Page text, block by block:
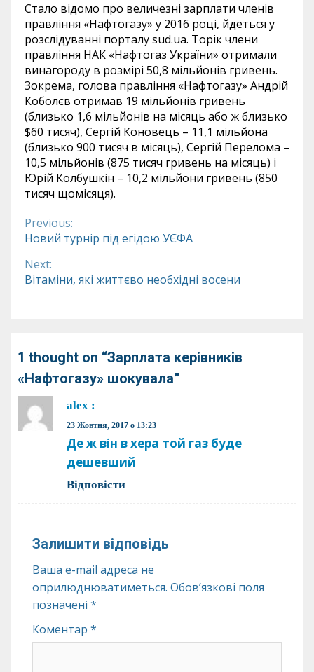
Стало відомо про величезні зарплати членів
правління «Нафтогазу» у 2016 році, йдеться у
розслідуванні порталу sud.ua. Торік члени
правління НАК «Нафтогаз України» отримали
винагороду в розмірі 50,8 мільйонів гривень.
Зокрема, голова правління «Нафтогазу» Андрій
Коболєв отримав 19 мільйонів гривень
(близько 1,6 мільйонів на місяць або ж близько
$60 тисяч), Сергій Коновець – 11,1 мільйона
(близько 900 тисяч в місяць), Сергій Перелома –
10,5 мільйонів (875 тисяч гривень на місяць) і
Юрій Колбушкін – 10,2 мільйони гривень (850
тисяч щомісяця).
Continue
Reading
Previous:
Новий турнір під егідою УЄФА
Next:
Вітаміни, які життєво необхідні восени
1 thought on “Зарплата керівників
«Нафтогазу» шокувала”
alex :
23 Жовтня, 2017 о 13:23
Де ж він в хера той газ буде
дешевший
Відповіcти
Залишити відповідь
Ваша e-mail адреса не
оприлюднюватиметься. Обов’язкові поля
позначені *
Коментар *